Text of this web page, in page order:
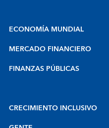
ECONOMÍA MUNDIAL
MERCADO FINANCIERO
FINANZAS PÚBLICAS
CRECIMIENTO INCLUSIVO